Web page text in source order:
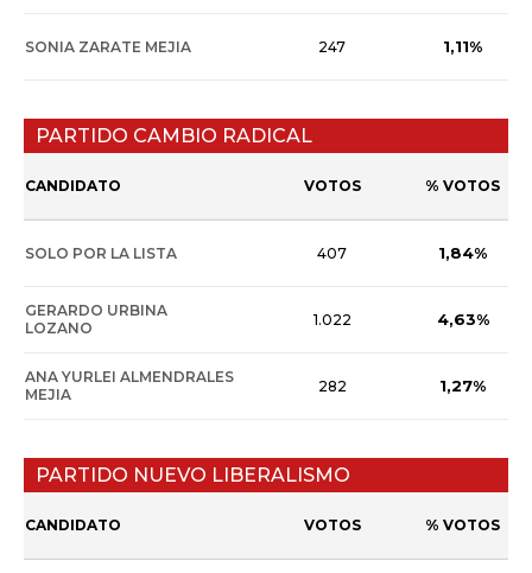
SONIA ZARATE MEJIA 247 1,11%
PARTIDO CAMBIO RADICAL
CANDIDATO VOTOS % VOTOS
SOLO POR LA LISTA 407 1,84%
GERARDO URBINA
LOZANO
1.022 4,63%
ANA YURLEI ALMENDRALES
MEJIA
282 1,27%
PARTIDO NUEVO LIBERALISMO
CANDIDATO VOTOS % VOTOS